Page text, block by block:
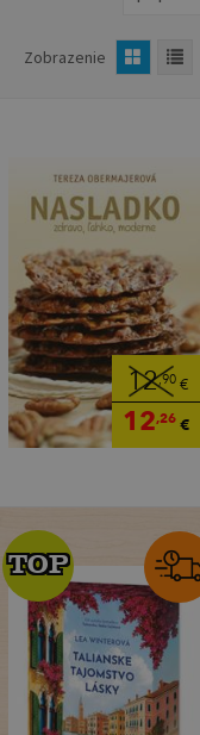
Zobrazenie
12,90€
12,26€
TOP
TOP